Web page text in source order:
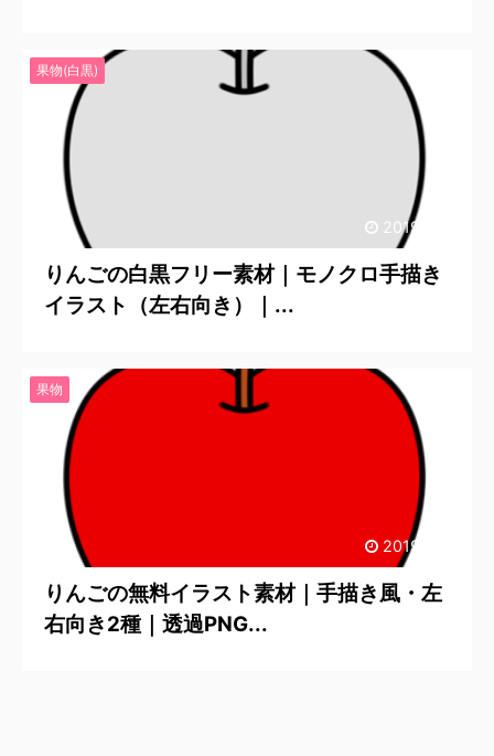
2019/12/8
果物(白黒)
りんごの白黒フリー素材｜モノクロ手描き
イラスト（左右向き）｜...
2019/12/8
果物
りんごの無料イラスト素材｜手描き風・左
右向き2種｜透過PNG...